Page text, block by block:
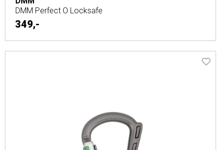
DMM Perfect O Locksafe
349,-